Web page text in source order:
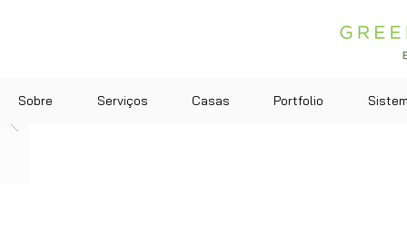
Sobre Serviços Casas Portfolio